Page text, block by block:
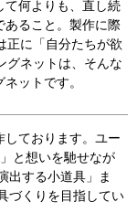
て何よりも、直し続
あること。製作に際
正に「自分たちが欲
グネットは、そんな
ットです。
ております。ユー
と想いを馳せなが
出する小道具」ま
づくりを目指してい